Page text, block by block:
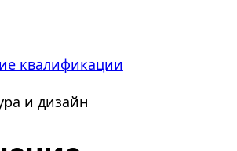
квалификации
и дизайн